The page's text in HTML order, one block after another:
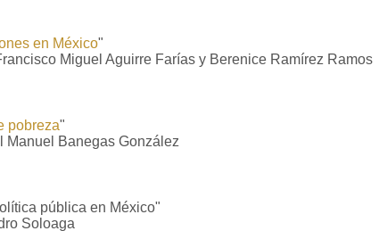
en México"
Miguel Aguirre Farías y Berenice Ramírez Ramos
pobreza"
Manuel Banegas González
pública en México"
Soloaga